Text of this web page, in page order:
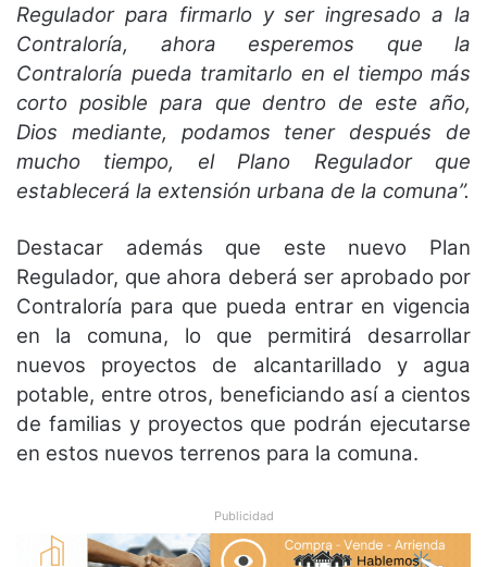
Regulador para firmarlo y ser ingresado a la
Contraloría, ahora esperemos que la
Contraloría pueda tramitarlo en el tiempo más
corto posible para que dentro de este año,
Dios mediante, podamos tener después de
mucho tiempo, el Plano Regulador que
establecerá la extensión urbana de la comuna”.
Destacar además que este nuevo Plan
Regulador, que ahora deberá ser aprobado por
Contraloría para que pueda entrar en vigencia
en la comuna, lo que permitirá desarrollar
nuevos proyectos de alcantarillado y agua
potable, entre otros, beneficiando así a cientos
de familias y proyectos que podrán ejecutarse
en estos nuevos terrenos para la comuna.
Publicidad